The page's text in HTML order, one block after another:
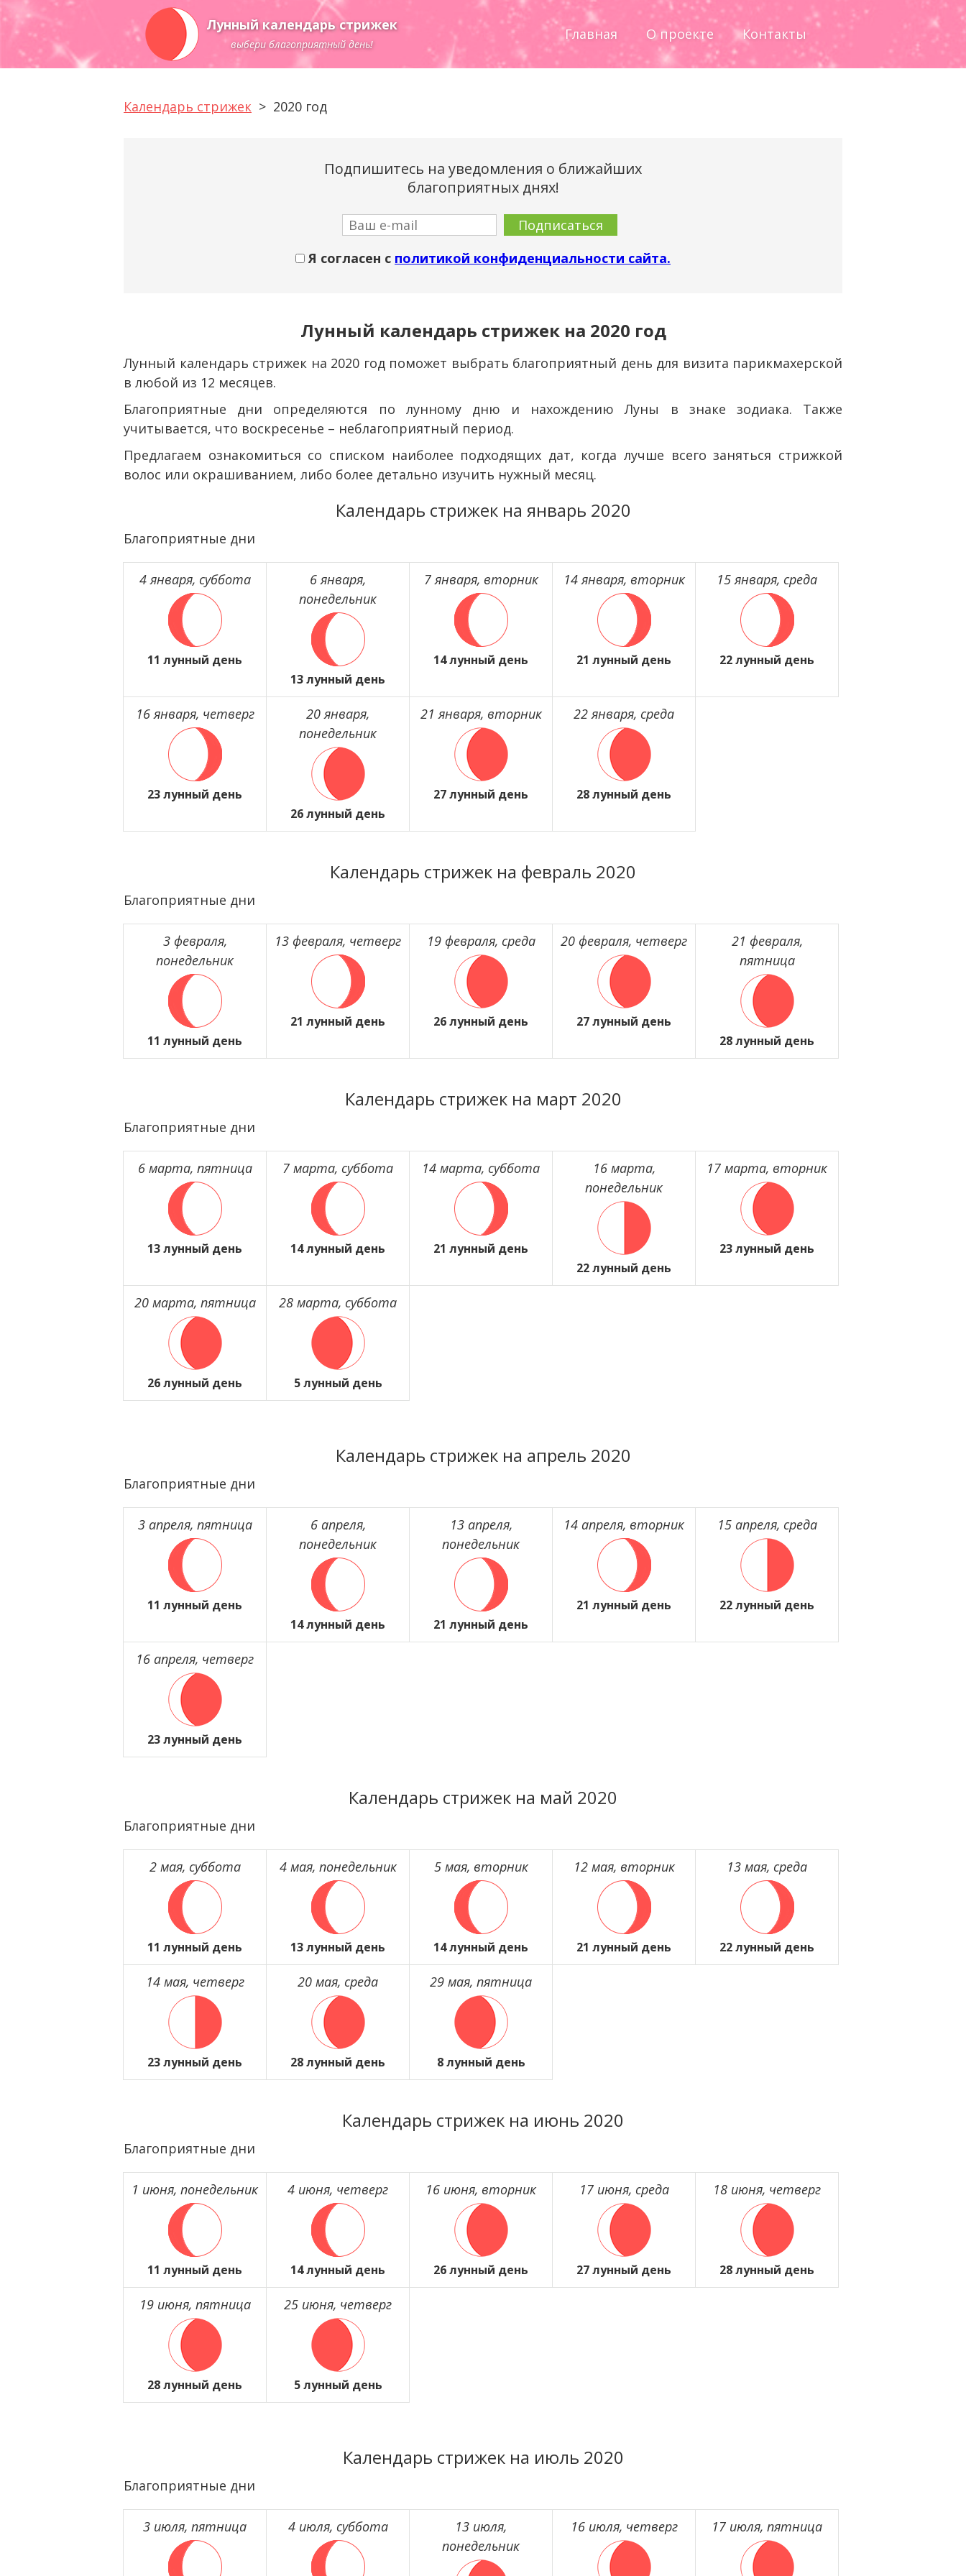
Лунный календарь стрижек
выбери благоприятный день!
Главная О проекте Контакты
Календарь стрижек > 2020 год
Подпишитесь на уведомления о ближайших
благоприятных днях!
Я согласен с политикой конфиденциальности сайта.
Лунный календарь стрижек на 2020 год
Лунный календарь стрижек на 2020 год поможет выбрать благоприятный день для визита парикмахерской
в любой из 12 месяцев.
Благоприятные дни определяются по лунному дню и нахождению Луны в знаке зодиака. Также
учитывается, что воскресенье – неблагоприятный период.
Предлагаем ознакомиться со списком наиболее подходящих дат, когда лучше всего заняться стрижкой
волос или окрашиванием, либо более детально изучить нужный месяц.
Календарь стрижек на январь 2020
Благоприятные дни
4 января, суббота
11 лунный день
6 января,
понедельник
13 лунный день
7 января, вторник
14 лунный день
14 января, вторник
21 лунный день
15 января, среда
22 лунный день
16 января, четверг
23 лунный день
20 января,
понедельник
26 лунный день
21 января, вторник
27 лунный день
22 января, среда
28 лунный день
Календарь стрижек на февраль 2020
Благоприятные дни
3 февраля,
понедельник
11 лунный день
13 февраля, четверг
21 лунный день
19 февраля, среда
26 лунный день
20 февраля, четверг
27 лунный день
21 февраля,
пятница
28 лунный день
Календарь стрижек на март 2020
Благоприятные дни
6 марта, пятница
13 лунный день
7 марта, суббота
14 лунный день
14 марта, суббота
21 лунный день
16 марта,
понедельник
22 лунный день
17 марта, вторник
23 лунный день
20 марта, пятница
26 лунный день
28 марта, суббота
5 лунный день
Календарь стрижек на апрель 2020
Благоприятные дни
3 апреля, пятница
11 лунный день
6 апреля,
понедельник
14 лунный день
13 апреля,
понедельник
21 лунный день
14 апреля, вторник
21 лунный день
15 апреля, среда
22 лунный день
16 апреля, четверг
23 лунный день
Календарь стрижек на май 2020
Благоприятные дни
2 мая, суббота
11 лунный день
4 мая, понедельник
13 лунный день
5 мая, вторник
14 лунный день
12 мая, вторник
21 лунный день
13 мая, среда
22 лунный день
14 мая, четверг
23 лунный день
20 мая, среда
28 лунный день
29 мая, пятница
8 лунный день
Календарь стрижек на июнь 2020
Благоприятные дни
1 июня, понедельник
11 лунный день
4 июня, четверг
14 лунный день
16 июня, вторник
26 лунный день
17 июня, среда
27 лунный день
18 июня, четверг
28 лунный день
19 июня, пятница
28 лунный день
25 июня, четверг
5 лунный день
Календарь стрижек на июль 2020
Благоприятные дни
3 июля, пятница 4 июля, суббота
13 июля,
понедельник
16 июля, четверг 17 июля, пятница